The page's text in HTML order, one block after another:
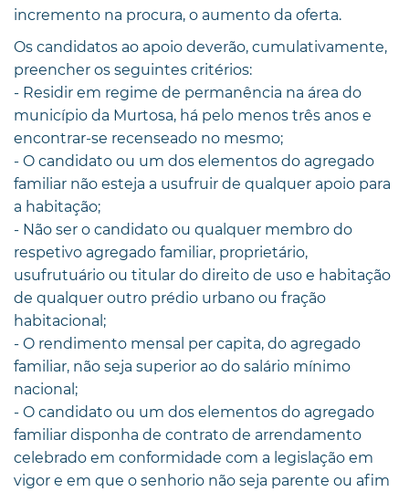
incremento na procura, o aumento da oferta.
Os candidatos ao apoio deverão, cumulativamente,
preencher os seguintes critérios:
- Residir em regime de permanência na área do
município da Murtosa, há pelo menos três anos e
encontrar-se recenseado no mesmo;
- O candidato ou um dos elementos do agregado
familiar não esteja a usufruir de qualquer apoio para
a habitação;
- Não ser o candidato ou qualquer membro do
respetivo agregado familiar, proprietário,
usufrutuário ou titular do direito de uso e habitação
de qualquer outro prédio urbano ou fração
habitacional;
- O rendimento mensal per capita, do agregado
familiar, não seja superior ao do salário mínimo
nacional;
- O candidato ou um dos elementos do agregado
familiar disponha de contrato de arrendamento
celebrado em conformidade com a legislação em
vigor e em que o senhorio não seja parente ou afim